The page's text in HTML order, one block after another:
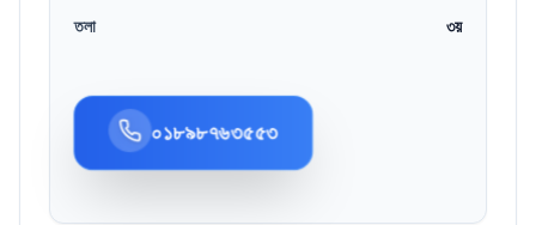
তলা ৩য়
০১৮৯৮৭৬৩৫৫৩